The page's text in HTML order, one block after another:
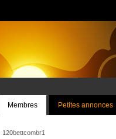
Membres Petites annonces